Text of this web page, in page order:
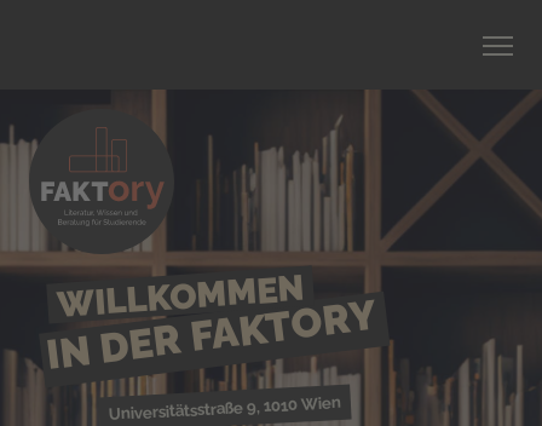
WILLKOMMEN
IN DER FAKTORY
Universitätsstraße 9, 1010 Wien